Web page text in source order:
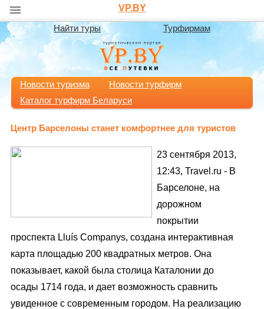
VP.BY
Найти туры Турфирмам
Новости туризма
Новости турфирм
Каталог турфирм Беларуси
Центр Барселоны станет комфортнее для туристов
23 сентября 2013,
12:43, Travel.ru - В
Барселоне, на
дорожном
покрытии
проспекта Lluís Companys, создана интерактивная
карта площадью 200 квадратных метров. Она
показывает, какой была столица Каталонии до
осады 1714 года, и дает возможность сравнить
увиденное с современным городом. На реализацию